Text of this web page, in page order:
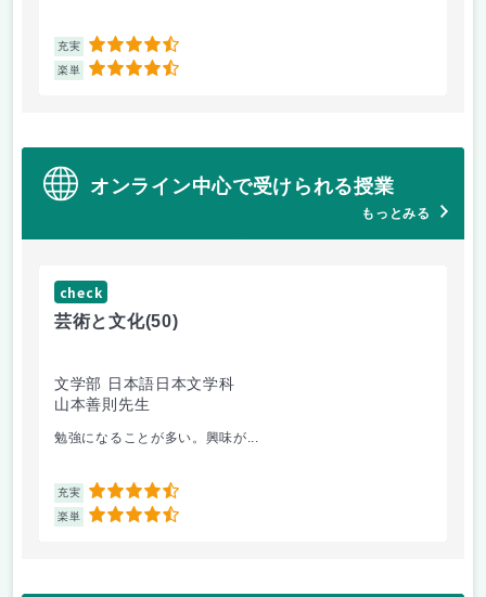
充実 4.5
楽単 4.5
オンライン中心で受けられる授業
もっとみる
check
芸術と文化(50)
文学部 日本語日本文学科
山本善則先生
勉強になることが多い。興味が...
充実 4.5
楽単 4.5